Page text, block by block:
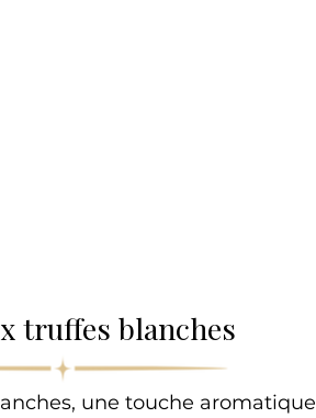
truffes blanches
une touche aromatique